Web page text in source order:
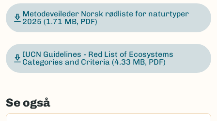
Metodeveileder Norsk rødliste for naturtyper
2025 (1.71 MB, PDF)
IUCN Guidelines - Red List of Ecosystems
Categories and Criteria (4.33 MB, PDF)
Se også